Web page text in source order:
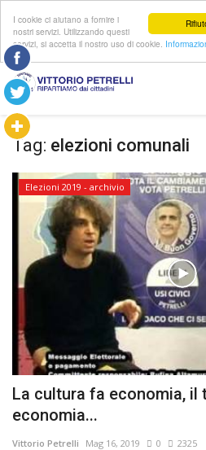
I cookie ci aiutano a fornire i
nostri servizi. Utilizzando questi
servizi, si accetta il nostro uso di cookie.
Tag: elezioni comunali
Elezioni 2019 - archivio
La cultura fa economia, il
economia...
Vittorio Petrelli Mag 16, 2019 0 2325